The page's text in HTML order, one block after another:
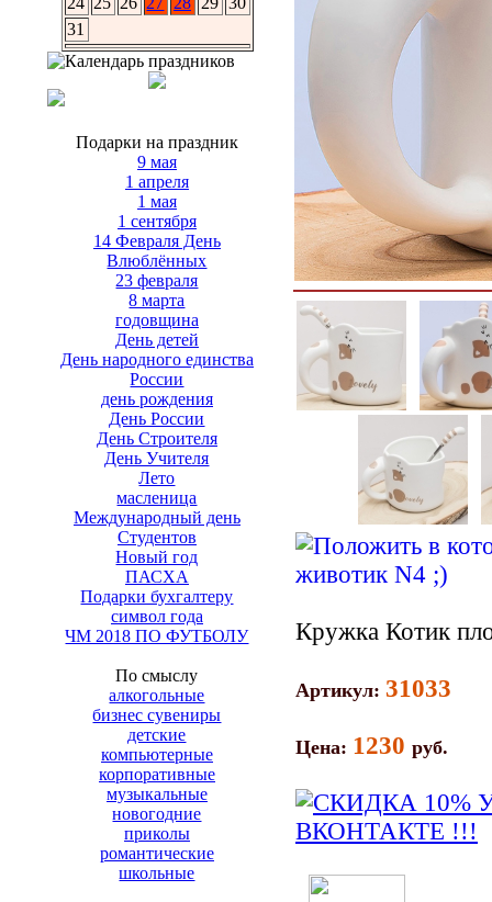
31
Подарки на праздник
9 мая
1 апреля
1 мая
1 сентября
14 Февраля День
Влюблённых
23 февраля
8 марта
годовщина
День детей
День народного единства
России
день рождения
День России
День Строителя
День Учителя
Лето
масленица
Международный день
Студентов
Новый год
ПАСХА
Подарки бухгалтеру
символ года
ЧМ 2018 ПО ФУТБОЛУ
По смыслу
алкогольные
бизнес сувениры
детские
компьютерные
корпоративные
музыкальные
новогодние
приколы
романтические
школьные
Кружка Котик
Артикул: 31033
Цена: 1230 руб.